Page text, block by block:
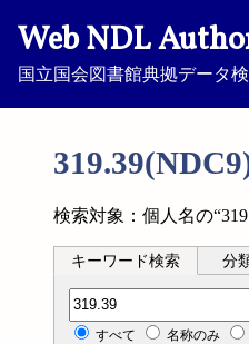
Web NDL
国立国会図書館典拠データ
検索対象：個人名の
キーワード検索 分
分類記号検索
すべて 名称のみ